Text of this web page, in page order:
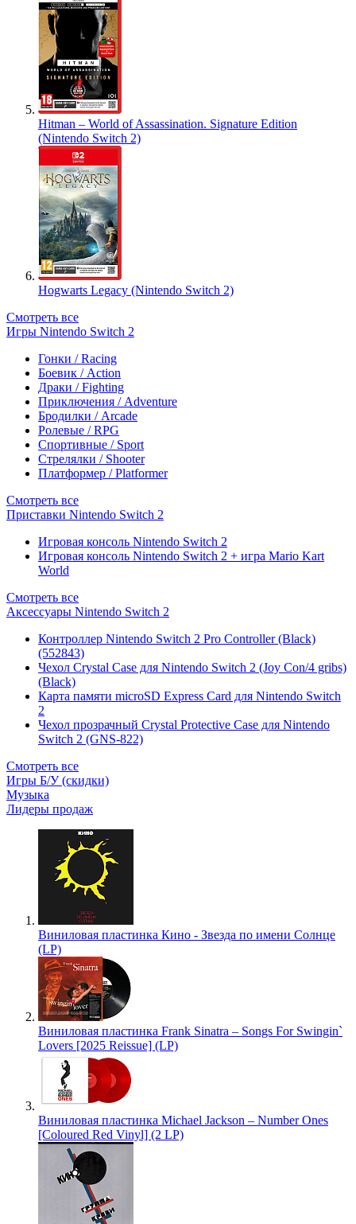
Hitman – World of Assassination. Signature Edition
(Nintendo Switch 2)
Hogwarts Legacy (Nintendo Switch 2)
Смотреть все
Игры Nintendo Switch 2
Гонки / Racing
Боевик / Action
Драки / Fighting
Приключения / Adventure
Бродилки / Arcade
Ролевые / RPG
Спортивные / Sport
Стрелялки / Shooter
Платформер / Platformer
Смотреть все
Приставки Nintendo Switch 2
Игровая консоль Nintendo Switch 2
Игровая консоль Nintendo Switch 2 + игра Mario Kart
World
Смотреть все
Аксессуары Nintendo Switch 2
Контроллер Nintendo Switch 2 Pro Controller (Black)
(552843)
Чехол Сrystal Сase для Nintendo Switch 2 (Joy Con/4 gribs)
(Black)
Карта памяти microSD Express Card для Nintendo Switch
2
Чехол прозрачный Crystal Protective Case для Nintendo
Switch 2 (GNS-822)
Смотреть все
Игры Б/У (скидки)
Музыка
Лидеры продаж
Виниловая пластинка Кино - Звезда по имени Солнце
(LP)
Виниловая пластинка Frank Sinatra – Songs For Swingin`
Lovers [2025 Reissue] (LP)
Виниловая пластинка Michael Jackson – Number Ones
[Coloured Red Vinyl] (2 LP)